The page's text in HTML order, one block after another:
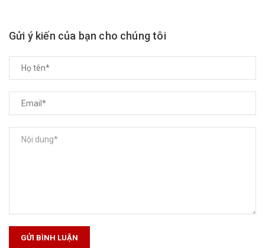
Gửi ý kiến của bạn cho chúng tôi
GỬI BÌNH LUẬN